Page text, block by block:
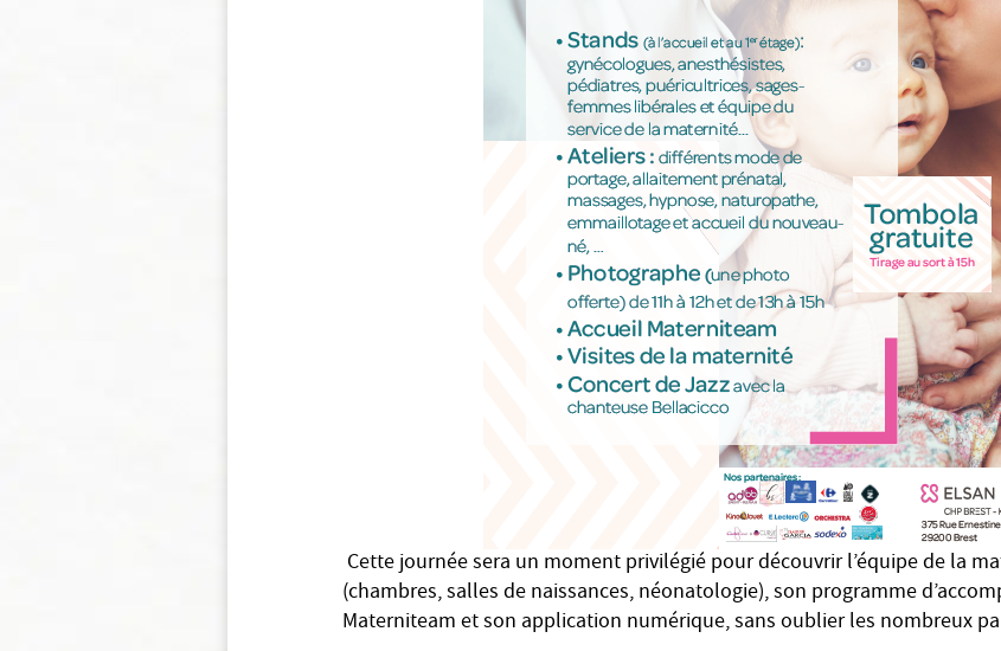
Cette journée sera un moment privilégié pour découvrir l’équipe de la
(chambres, salles de naissances, néonatologie), son programme
Materniteam et son application numérique, sans oublier les nombreux